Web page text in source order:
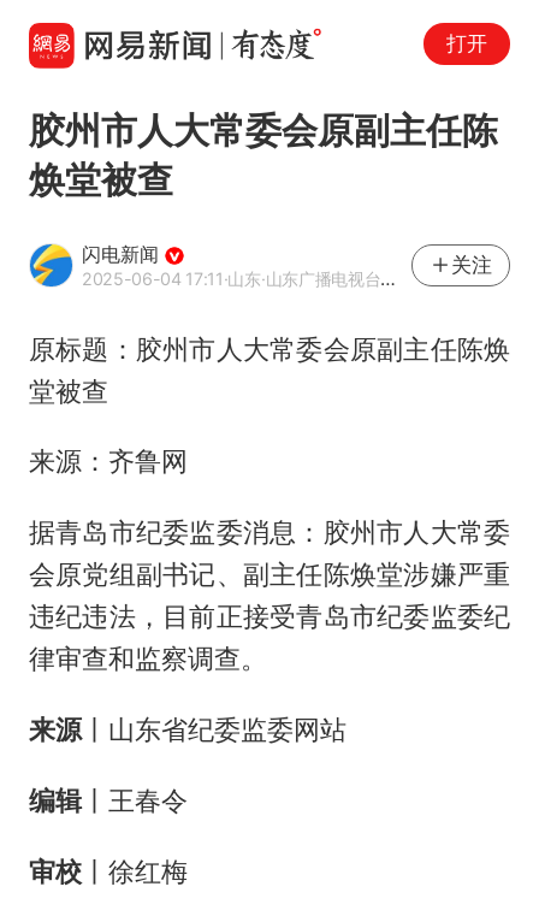
打开
胶州市人大常委会原副主任陈
焕堂被查
闪电新闻
2025-06-04 17:11·山东·山东广播电视台官方APP闪电新闻
关注
原标题：胶州市人大常委会原副主任陈焕
堂被查
来源：齐鲁网
据青岛市纪委监委消息：胶州市人大常委
会原党组副书记、副主任陈焕堂涉嫌严重
违纪违法，目前正接受青岛市纪委监委纪
律审查和监察调查。
来源丨山东省纪委监委网站
编辑丨王春令
审校丨徐红梅